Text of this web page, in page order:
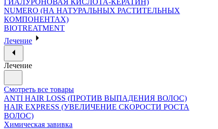
NUMERO (НА НАТУРАЛЬНЫХ РАСТИТЕЛЬНЫХ
КОМПОНЕНТАХ)
BIOTREATMENT
Лечение
Лечение
Смотреть все товары
ANTI HAIR LOSS (ПРОТИВ ВЫПАДЕНИЯ ВОЛОС)
HAIR EXPRESS (УВЕЛИЧЕНИЕ СКОРОСТИ РОСТА
ВОЛОС)
Химическая завивка